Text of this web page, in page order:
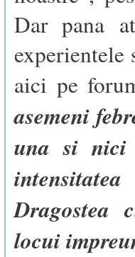
Dar pana
aici pe
asemeni
una si nici
Dragostea
locui